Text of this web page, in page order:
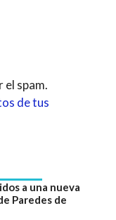
el spam.
de tus
a una nueva
Paredes de